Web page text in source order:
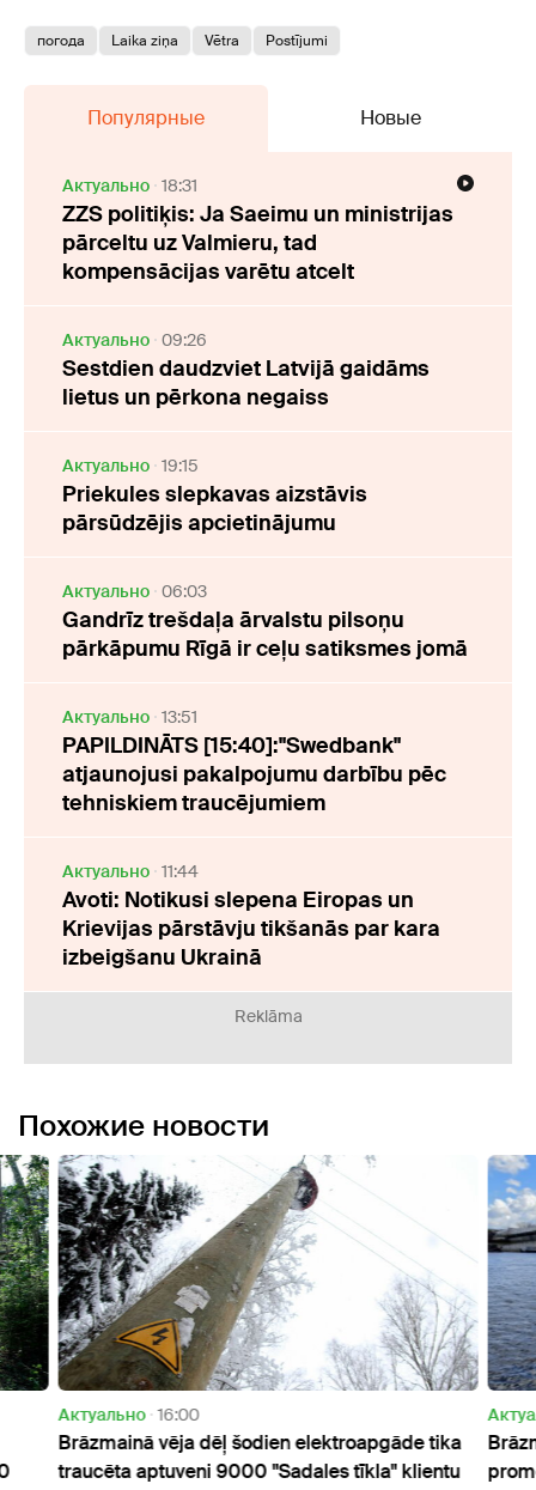
погода Laika ziņa Vētra Postījumi
Популярные Новые
Актуально 18:31
ZZS politiķis: Ja Saeimu un ministrijas
pārceltu uz Valmieru, tad
kompensācijas varētu atcelt
Актуально 09:26
Sestdien daudzviet Latvijā gaidāms
lietus un pērkona negaiss
Актуально 19:15
Priekules slepkavas aizstāvis
pārsūdzējis apcietinājumu
Актуально 06:03
Gandrīz trešdaļa ārvalstu pilsoņu
pārkāpumu Rīgā ir ceļu satiksmes jomā
Актуально 13:51
PAPILDINĀTS [15:40]:"Swedbank"
atjaunojusi pakalpojumu darbību pēc
tehniskiem traucējumiem
Актуально 11:44
Avoti: Notikusi slepena Eiropas un
Krievijas pārstāvju tikšanās par kara
izbeigšanu Ukrainā
Reklāma
Похожие новости
Актуально 16:00
Brāzmainā vēja dēļ šodien elektroapgāde tika
traucēta aptuveni 9000 "Sadales tīkla" klientu